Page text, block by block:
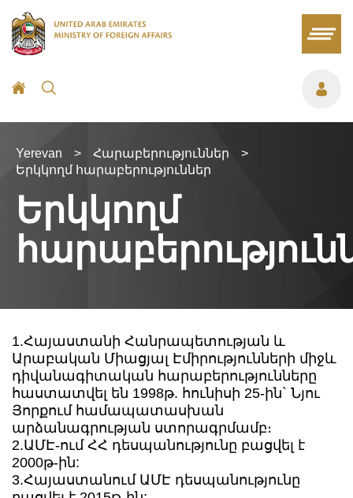
Yerevan > Հարաբերություններ
>
Երկկողմ հարաբերություններ
Երկկողմ
1.Հայաստանի Հանրապետության և
Արաբական Միացյալ Էմիրությունների միջև
դիվանագիտական հարաբերությունները
հաստատվել են 1998թ. հունիսի 25-ին` Նյու
Յորքում համապատասխան
արձանագրության ստորագրմամբ։
2.ԱՄԷ-ում ՀՀ դեսպանությունը բացվել է
2000թ-ին:
3.Հայաստանում ԱՄԷ դեսպանությունը